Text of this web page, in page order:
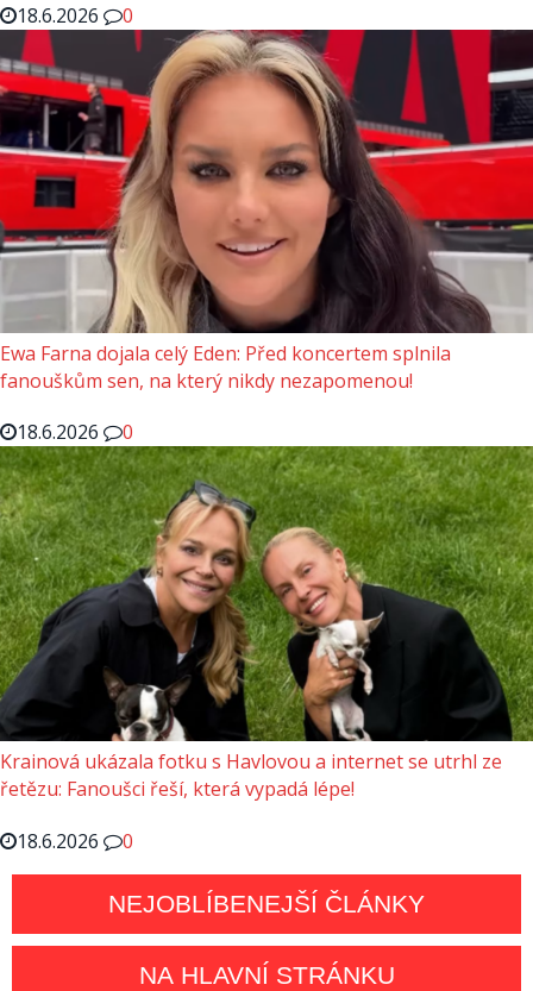
18.6.2026
0
Ewa Farna dojala celý Eden: Před koncertem splnila
fanouškům sen, na který nikdy nezapomenou!
18.6.2026
0
Krainová ukázala fotku s Havlovou a internet se utrhl ze
řetězu: Fanoušci řeší, která vypadá lépe!
18.6.2026
0
NEJOBLÍBENEJŠÍ ČLÁNKY
NA HLAVNÍ STRÁNKU